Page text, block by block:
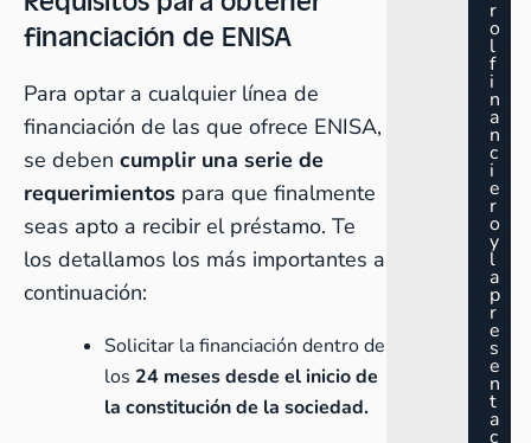
financiación de ENISA
Para optar a cualquier línea de
financiación de las que ofrece ENISA,
se deben cumplir una serie de
requerimientos para que finalmente
seas apto a recibir el préstamo. Te
los detallamos los más importantes a
continuación:
Solicitar la financiación dentro de
los 24 meses desde el inicio de
la constitución de la sociedad.
r
o
l
f
i
n
a
n
c
i
e
r
o
y
l
a
p
r
e
s
e
n
t
a
c